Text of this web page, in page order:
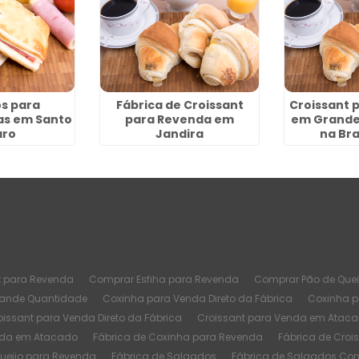
para
em Santo
Fábrica de Croissant
para Revenda em
Jandira
Croissant
em
na
Revenda Comprar Esfiha para Revenda Comprar Pão de
Quantidade Coxinha para Venda Direto da Fábrica
Coxinha
para Venda Direto da Fábrica Croissant para Venda em
em Atacado Fábrica de Coxinha para Revenda
Fábrica de
para Revenda Fábrica de Salgados Fábrica de Salgados